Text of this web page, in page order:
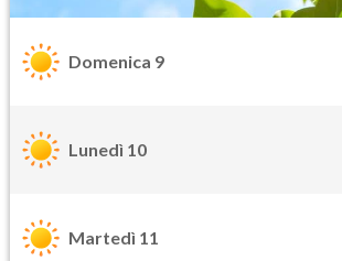
Domenica 9
Lunedì 10
Martedì 11